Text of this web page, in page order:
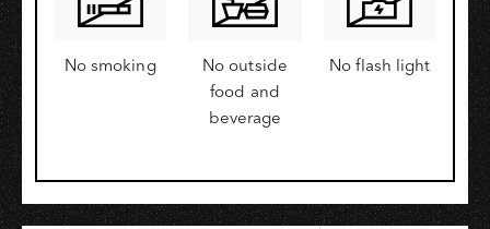
No smoking
No outside
food and
beverage
No flash light